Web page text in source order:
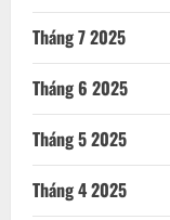
Tháng 7 2025
Tháng 6 2025
Tháng 5 2025
Tháng 4 2025